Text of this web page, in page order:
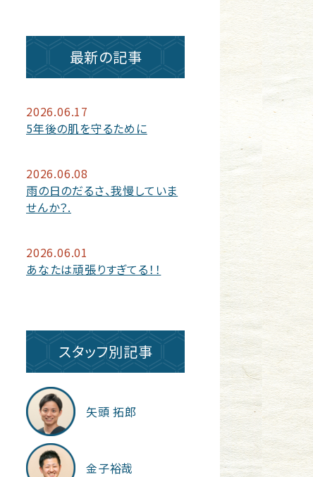
最新の記事
2026.06.17
5年後の肌を守るために
2026.06.08
雨の日のだるさ、我慢していま
せんか？.
2026.06.01
あなたは頑張りすぎてる！！
スタッフ別記事
矢頭 拓郎
金子裕哉